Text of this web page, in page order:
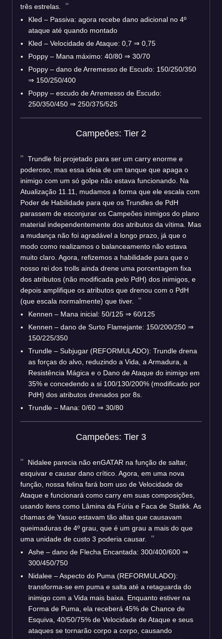
três estrelas.
Kled – Passiva: agora recebe dano adicional no 4º
ataque até quando montado
Kled – Velocidade de Ataque: 0,7 ⇒ 0,75
Poppy – Mana máximo: 40/80 ⇒ 30/70
Poppy – dano de Arremesso de Escudo: 150/250/350
⇒ 150/250/400
Poppy – escudo de Arremesso de Escudo:
250/350/450 ⇒ 250/375/525
Campeões: Tier 2
Trundle foi projetado para ser um carry enorme e
poderoso, mas essa ideia de um tanque que apaga o
inimigo com um só golpe não estava funcionando. Na
Atualização 11.11, mudamos a forma que ele escala com
Poder de Habilidade para que os Trundles de PdH
parassem de esconjurar os Campeões inimigos do plano
material independentemente dos atributos da vítima. Mas
a mudança não foi agradável a longo prazo, já que o
modo como realizamos o balanceamento não estava
muito claro. Agora, refizemos a habilidade para que o
nosso rei dos trolls ainda drene uma porcentagem fixa
dos atributos (não modificada pelo PdH) dos inimigos, e
depois amplifique os atributos que drenou com o PdH
(que escala normalmente) que tiver.
Kennen – Mana inicial: 50/125 ⇒ 60/125
Kennen – dano de Surto Flamejante: 150/200/250 ⇒
150/225/350
Trundle – Subjugar (REFORMULADO): Trundle drena
as forças do alvo, reduzindo a Vida, a Armadura, a
Resistência Mágica e o Dano de Ataque do inimigo em
35% e concedendo a si 100/130/200% (modificado por
PdH) dos atributos drenados por 8s.
Trundle – Mana: 0/60 ⇒ 30/80
Campeões: Tier 3
Nidalee parecia não enGATAR na função de saltar,
esquivar e causar dano crítico. Agora, em uma nova
função, nossa felina fará bom uso de Velocidade de
Ataque e funcionará como carry em suas composições,
usando itens como Lâmina da Fúria e Faca de Statikk. As
chamas de Yasuo estavam tão altas que causavam
queimaduras de 4º grau, que é um grau a mais do que
uma unidade de custo 3 poderia causar.
Ashe – dano de Flecha Encantada: 300/400/600 ⇒
300/450/750
Nidalee – Aspecto do Puma (REFORMULADO):
transforma-se em puma e salta até a retaguarda do
inimigo com a Vida mais baixa. Enquanto estiver na
Forma de Puma, ela receberá 45% de Chance de
Esquiva, 40/50/75% de Velocidade de Ataque e seus
ataques se tornarão corpo a corpo, causando